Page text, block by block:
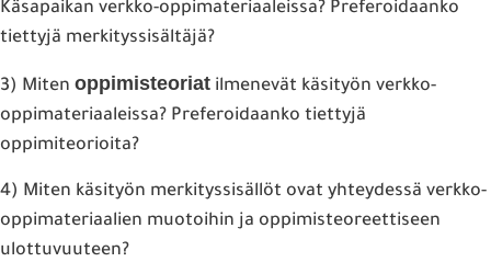
Käsapaikan verkko-oppimateriaaleissa? Preferoidaanko
tiettyjä merkityssisältäjä?
3) Miten oppimisteoriat ilmenevät käsityön verkko-
oppimateriaaleissa? Preferoidaanko tiettyjä
oppimiteorioita?
4) Miten käsityön merkityssisällöt ovat yhteydessä verkko-
oppimateriaalien muotoihin ja oppimisteoreettiseen
ulottuvuuteen?